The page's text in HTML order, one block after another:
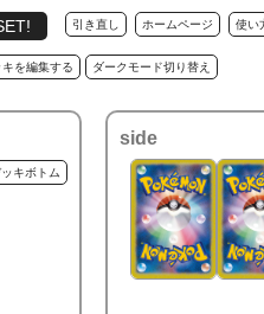
引き直し ホームページ 使い
キを編集する ダークモード切り替え
キボトム
side